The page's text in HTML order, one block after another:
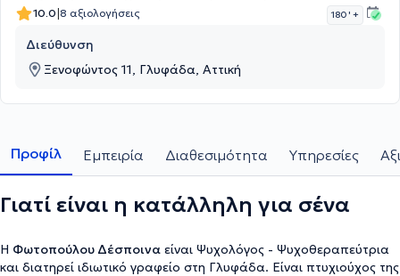
10.0|8 αξιολογήσεις 180 ' +
Διεύθυνση
Ξενοφώντος 11, Γλυφάδα, Αττική
Προφίλ Εμπειρία Διαθεσιμότητα Υπηρεσίες
Γιατί είναι η κατάλληλη για σένα
Η Φωτοπούλου Δέσποινα είναι Ψυχολόγος - Ψυχοθεραπεύτρια
και διατηρεί ιδιωτικό γραφείο στη Γλυφάδα. Είναι πτυχιούχος της